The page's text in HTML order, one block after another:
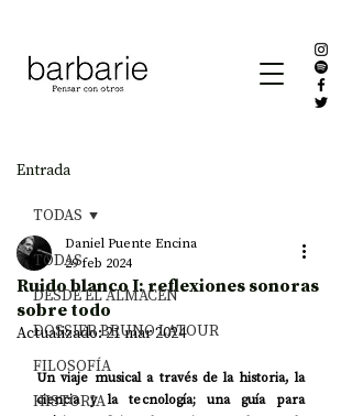
Entrada
TODAS
DESDE EL ALMACÉN
DOSSIER BRUNO LATOUR
FILOSOFÍA
HISTORIA
TODAS
Ruido blanco I: reflexiones sonoras
sobre todo
Daniel Puente Encina
29 feb 2024
Actualizado:21 mar 2024
Un viaje musical a través de la historia, la
ciencia y la tecnología; una guía para